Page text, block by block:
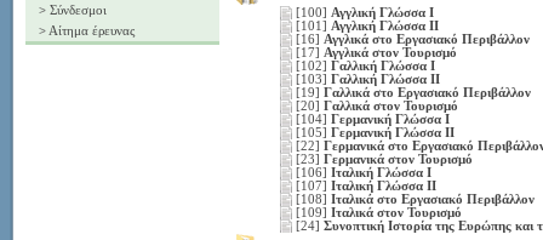
> Σύνδεσμοι
> Αίτημα έρευνας
[100] Αγγλική Γλώσσα Ι
[101] Αγγλική Γλώσσα ΙΙ
[16] Αγγλικά στο Εργασιακό Περιβάλλον
[17] Αγγλικά στον Τουρισμό
[102] Γαλλική Γλώσσα Ι
[103] Γαλλική Γλώσσα ΙΙ
[19] Γαλλικά στο Εργασιακό Περιβάλλον
[20] Γαλλικά στον Τουρισμό
[104] Γερμανική Γλώσσα Ι
[105] Γερμανική Γλώσσα ΙΙ
[22] Γερμανικά στο Εργασιακό
[23] Γερμανικά στον Τουρισμό
[106] Ιταλική Γλώσσα Ι
[107] Ιταλική Γλώσσα ΙΙ
[108] Ιταλικά στο Εργασιακό Περιβάλλον
[109] Ιταλικά στον Τουρισμό
[24] Συνοπτική Ιστορία της Ευρώπης